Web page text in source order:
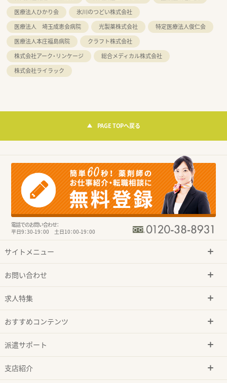
医療法人ひかり会
氷川のつどい株式会社
医療法人 埼玉成恵会病院
光製薬株式会社
特定医療法人俊仁会
医療法人本庄福島病院
クラフト株式会社
株式会社アーク・リンケージ
総合メディカル株式会社
株式会社ライラック
PAGE TOPへ戻る
電話でのお問い合わせ：
平日9：30-19：00 土日10：00-19：00
サイトメニュー
お問い合わせ
求人特集
おすすめコンテンツ
派遣サポート
支店紹介